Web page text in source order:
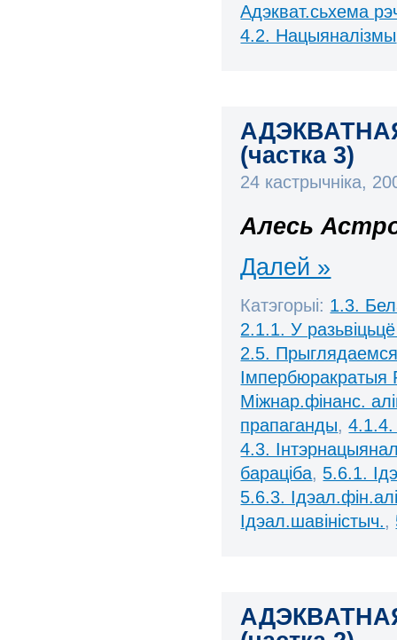
Адэкват.сьхема
4.2. Нацыяналізмы
(частка 3)
24 кастрычніка,
Алесь
Далей »
Катэгорыі: 1.3.
2.1.1. У
2.5.
Імпербюракратыя
Міжнар.фінанс.
прапаганды,
4.3.
бараціба, 5.6.1.
5.6.3.
Ідэал.шавіністыч.,